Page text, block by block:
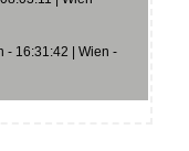
- 16:31:42 | Wien -